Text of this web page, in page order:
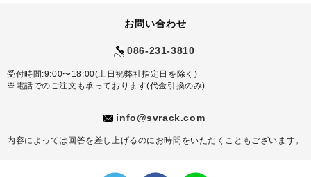
お問い合わせ
086-231-3810
受付時間:9:00〜18:00(土日祝弊社指定日を除く)
※電話でのご注文も承っております(代金引換のみ)
info@svrack.com
内容によっては回答を差し上げるのにお時間をいただくこともございます。